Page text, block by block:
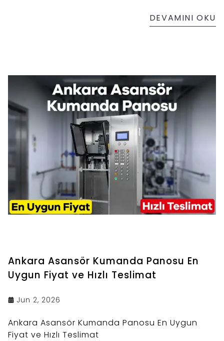
DEVAMINI OKU
Ankara Asansör Kumanda Panosu En
Uygun Fiyat ve Hızlı Teslimat
Jun 2, 2026
Ankara Asansör Kumanda Panosu En Uygun
Fiyat ve Hızlı Teslimat